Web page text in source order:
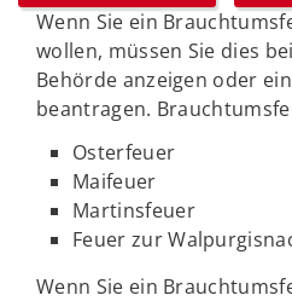
Wenn Sie ein
wollen, müssen Sie dies
Behörde anzeigen oder
beantragen.
Osterfeuer
Maifeuer
Martinsfeuer
Feuer zur
Wenn Sie ein